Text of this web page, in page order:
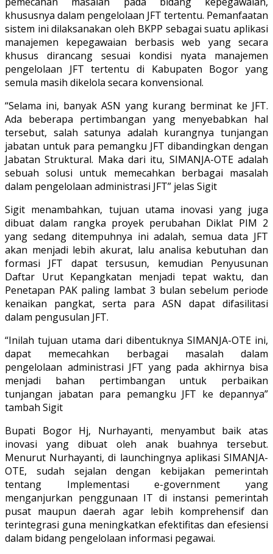
khususnya dalam pengelolaan JFT tertentu. Pemanfaatan
sistem ini dilaksanakan oleh BKPP sebagai suatu aplikasi
manajemen kepegawaian berbasis web yang secara
khusus dirancang sesuai kondisi nyata manajemen
pengelolaan JFT tertentu di Kabupaten Bogor yang
semula masih dikelola secara konvensional.
“Selama ini, banyak ASN yang kurang berminat ke JFT.
Ada beberapa pertimbangan yang menyebabkan hal
tersebut, salah satunya adalah kurangnya tunjangan
jabatan untuk para pemangku JFT dibandingkan dengan
Jabatan Struktural. Maka dari itu, SIMANJA-OTE adalah
sebuah solusi untuk memecahkan berbagai masalah
dalam pengelolaan administrasi JFT” jelas Sigit
Sigit menambahkan, tujuan utama inovasi yang juga
dibuat dalam rangka proyek perubahan Diklat PIM 2
yang sedang ditempuhnya ini adalah, semua data JFT
akan menjadi lebih akurat, lalu analisa kebutuhan dan
formasi JFT dapat tersusun, kemudian Penyusunan
Daftar Urut Kepangkatan menjadi tepat waktu, dan
Penetapan PAK paling lambat 3 bulan sebelum periode
kenaikan pangkat, serta para ASN dapat difasilitasi
dalam pengusulan JFT.
“Inilah tujuan utama dari dibentuknya SIMANJA-OTE ini,
dapat memecahkan berbagai masalah dalam
pengelolaan administrasi JFT yang pada akhirnya bisa
menjadi bahan pertimbangan untuk perbaikan
tunjangan jabatan para pemangku JFT ke depannya”
tambah Sigit
Bupati Bogor Hj, Nurhayanti, menyambut baik atas
inovasi yang dibuat oleh anak buahnya tersebut.
Menurut Nurhayanti, di launchingnya aplikasi SIMANJA-
OTE, sudah sejalan dengan kebijakan pemerintah
tentang Implementasi e-government yang
menganjurkan penggunaan IT di instansi pemerintah
pusat maupun daerah agar lebih komprehensif dan
terintegrasi guna meningkatkan efektifitas dan efesiensi
dalam bidang pengelolaan informasi pegawai.